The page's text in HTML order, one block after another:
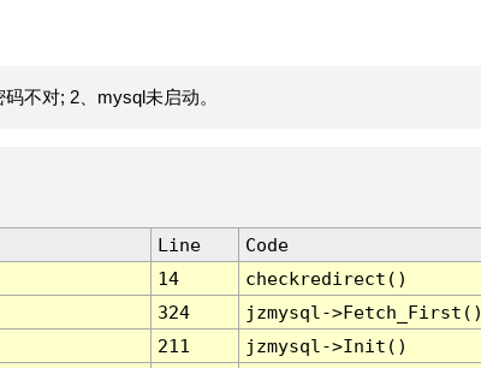
不对; 2、mysql未启动。
Line
Code
14
checkredirect()
324
jzmysql-
211
jzmysql->Init()